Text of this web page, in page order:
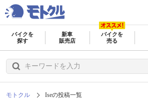
バイクを
探す
新車
販売店
バイクを
売る
モトクル Iseの投稿一覧